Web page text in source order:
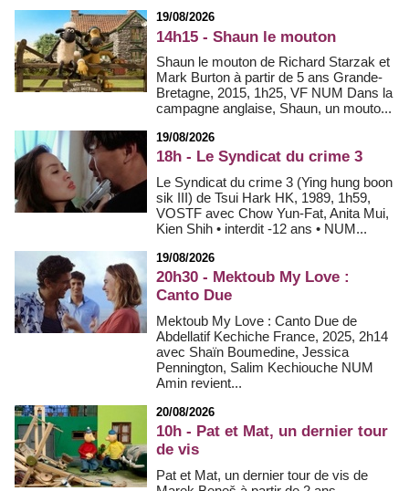
19/08/2026
14h15 - Shaun le mouton
Shaun le mouton de Richard Starzak et
Mark Burton à partir de 5 ans Grande-
Bretagne, 2015, 1h25, VF NUM Dans la
campagne anglaise, Shaun, un mouto...
19/08/2026
18h - Le Syndicat du crime 3
Le Syndicat du crime 3 (Ying hung boon
sik III) de Tsui Hark HK, 1989, 1h59,
VOSTF avec Chow Yun-Fat, Anita Mui,
Kien Shih • interdit -12 ans • NUM...
19/08/2026
20h30 - Mektoub My Love :
Canto Due
Mektoub My Love : Canto Due de
Abdellatif Kechiche France, 2025, 2h14
avec Shaïn Boumedine, Jessica
Pennington, Salim Kechiouche NUM
Amin revient...
20/08/2026
10h - Pat et Mat, un dernier tour
de vis
Pat et Mat, un dernier tour de vis de